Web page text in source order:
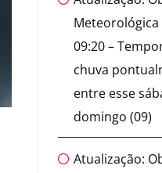
Meteorológica
09:20 –
chuva
entre esse
domingo (09)
Atualização: